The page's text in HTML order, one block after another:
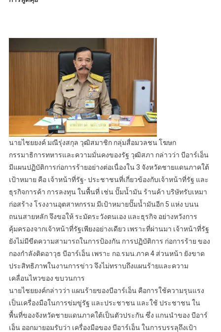
นายไชยยงค์ มณีรุ่งสกุล วุฒิสมาชิก กลุ่มสื่อมวลชน โฆษก
กรรมาธิการทหารและความมั่นคงของรัฐ วุฒิสภา กล่าวว่า บีอาร์เอ็น
มีแผนปฏิบัติการก่อการร้ายอย่างต่อเนื่องใน 3 จังหวัดชายแดนภาคใต้
เป้าหมาย คือ เจ้าหน้าที่รัฐ- ประชาชนที่เกี่ยวข้องกับเจ้าหน้าที่รัฐ และ
ธุรกิจการค้า การลงทุน ในพื้นที่ เช่น ปั๊มน้ำมัน ร้านค้า บริษัทรับเหมา
ก่อสร้าง โรงงานอุตสาหกรรม มีเป้าหมายปั๊มน้ำมันอีก 5 แห่ง บนน
ถนนสายหลัก จึงขอให้ ระมัดระวังตนเอง และธุรกิจ อย่างหวังการ
คุ้มครองจากเจ้าหน้าที่รัฐเพียงอย่างเดียว เพราะที่ผ่านมา เจ้าหน้าที่รัฐ
ยังไม่มีขีดความสามารถในการป้องกัน การปฏิบัติการ ก่อการร้าย ของ
กองกำลังติดอาวุธ บีอาร์เอ็น เพราะ กอ.รมน.ภาค 4 ส่วนหน้า ยังขาด
ประสิทธิภาพในงานการข่าว จึงไม่ทราบถึงแผนร้ายและความ
เคลื่อนไหวของ ขบวนการ
นายไชยยงค์กล่าวว่า แผนร้ายของบีอาร์เอ็น คือการใช้ความรุนแรง
เป็นเครื่องมือในการข่มขู่รัฐ และประชาชน และใช้ ประชาชน ใน
พื้นที่ของจังหวัดชายแดนภาคใต้เป็นตัวประกัน ซึ่ง แกนนำของ บีอาร์
เอ็น ออกมายอมรับว่า เครื่องมือของ บีอาร์เอ็น ในการบรรลุถึงเป้า